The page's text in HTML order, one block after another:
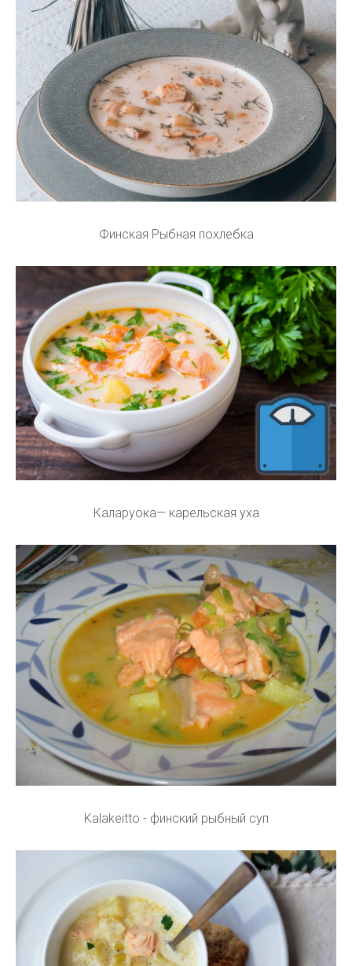
Финская Рыбная похлебка
Каларуока— карельская уха
Kalakeitto - финский рыбный суп